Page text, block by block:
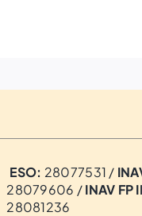
ESO: 28077531 /
28079606 /INAV FP
28081236